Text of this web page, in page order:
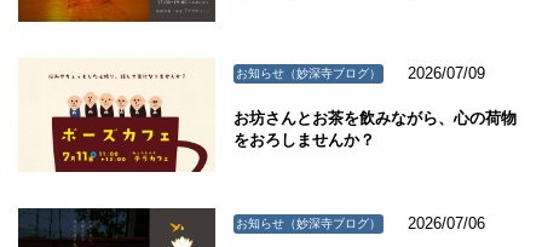
お知らせ（妙深寺ブログ） 2026/07/09
お坊さんとお茶を飲みながら、心の荷物
をおろしませんか？
お知らせ（妙深寺ブログ） 2026/07/06